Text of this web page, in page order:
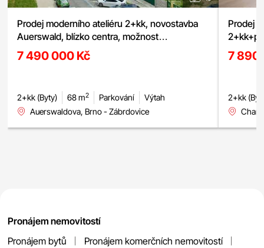
Prodej moderního ateliéru 2+kk, novostavba
Auerswald, blízko centra, možnost
garážového stání
7 490 000 Kč
2+kk (Byty) 68 m2 Parkování
Výtah
Auerswaldova, Brno - Zábrdovice
Prodej
7 890
2+kk
Pronájem nemovitostí
Pronájem bytů
Pronájem komerčních nemovitostí